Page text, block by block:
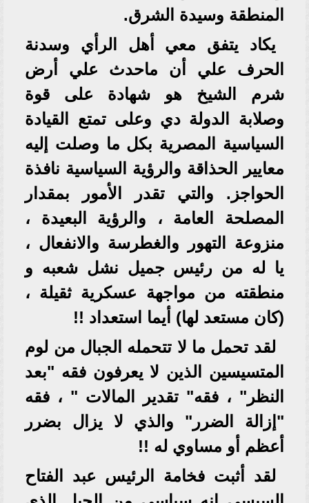
المنطقة وسيدة الشرق.
يكاد يتفق معي أهل الرأي وسدنة
الحرف علي أن ماحدث علي أرض
شرم الشيخ هو شهادة على قوة
وصلابة الدولة دي وعلى تمتع القيادة
السياسية المصرية بكل ما وصلت إليه
معايير الحذاقة والرؤية السياسية نافذة
الحواجز. والتي تقدر الأمور بمقدار
المصلحة العامة ، والرؤية البعيدة ،
منزوعة التهور والغطرسة والانفعال ،
يا له من رئيس جميل نشل شعبه و
منطقته من مواجهة عسكرية ثقيلة ،
(كان مستعد لها) أيما استعداد !!
لقد تحمل ما لا تتحمله الجبال من لوم
المتسيسين الذين لا يعرفون فقه "بعد
النظر" ، فقه" تقدير المالات " ، فقه
"إزالة الضرر" والذي لا يزال بضرر
أعظم أو مساوي له !!
لقد أثبت فخامة الرئيس عبد الفتاح